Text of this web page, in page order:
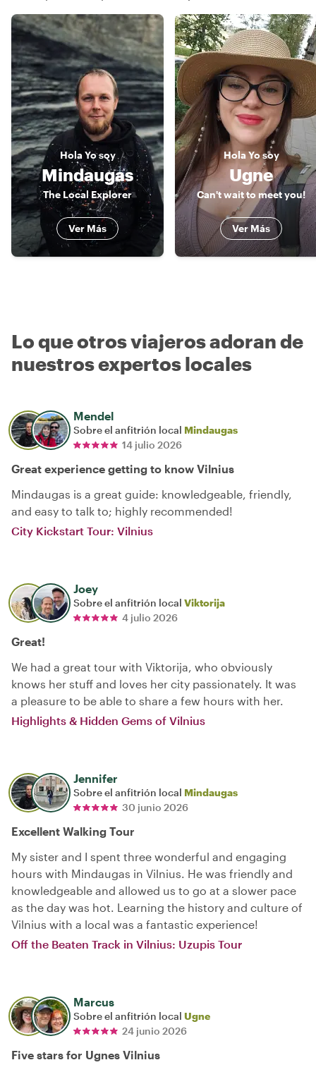
Hola Yo soy
Mindaugas
The Local Explorer
Ver Más
HolaYo soy
Ugne
Can't wait to meet you!
Ver Más
Lo que otros viajeros adoran de
nuestros expertos locales
Mendel
Sobre el anfitrión local Mindaugas
14 julio 2026
Great experience getting to know Vilnius
Mindaugas is a great guide: knowledgeable, friendly,
and easy to talk to; highly recommended!
City Kickstart Tour: Vilnius
Joey
Sobre el anfitrión local Viktorija
4 julio 2026
Great!
We had a great tour with Viktorija, who obviously
knows her stuff and loves her city passionately. It was
a pleasure to be able to share a few hours with her.
Highlights & Hidden Gems of Vilnius
Jennifer
Sobre el anfitrión local Mindaugas
30 junio 2026
Excellent Walking Tour
My sister and I spent three wonderful and engaging
hours with Mindaugas in Vilnius. He was friendly and
knowledgeable and allowed us to go at a slower pace
as the day was hot. Learning the history and culture of
Vilnius with a local was a fantastic experience!
Off the Beaten Track in Vilnius: Uzupis Tour
Marcus
Sobre el anfitrión local Ugne
24 junio 2026
Five stars for Ugnes Vilnius